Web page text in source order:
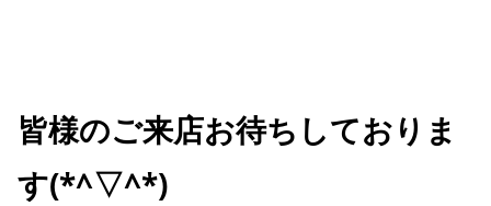
皆様のご来店お待ちしておりま
す(*^▽^*)